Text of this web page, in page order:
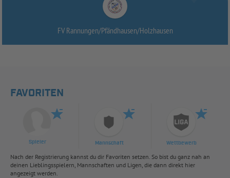
FV Rannungen/Pfändhausen/Holzhausen
FAVORITEN
Spieler Mannschaft Wettbewerb
Nach der Registrierung kannst du dir Favoriten setzen. So bist du ganz nah an
deinen Lieblingsspielern, Mannschaften und Ligen, die dann direkt hier
angezeigt werden.